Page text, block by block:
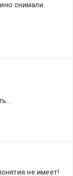
снимали
не имеет!